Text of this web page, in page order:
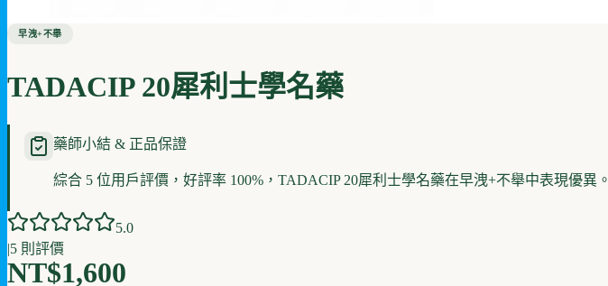
早洩+不舉
TADACIP 20犀利士學名藥
藥師小結 & 正品保證
綜合 5 位用戶評價，好評率 100%，TADACIP 20犀利士學名藥在早洩+不舉中表現優異。
5.0
|5 則評價
NT$1,600